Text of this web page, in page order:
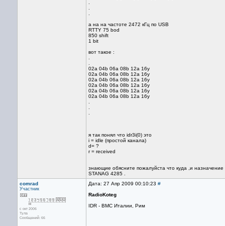
а на на частоте 2472 кГц по USB
RTTY 75 bod
850 shift
1 bit
вот такое :
02a 04b 06a 08b 12a 16y
02a 04b 06a 08b 12a 16y
02a 04b 06a 08b 12a 16y
02a 04b 06a 08b 12a 16y
02a 04b 06a 08b 12a 16y
02a 04b 06a 08b 12a 16y
я так понял что idr3i(0) это
i = idle (простой канала)
d= ?
r = received
знающие обясните пожалуйста что куда ,и
STANAG 4285 .
comrad
Участник
с окт 2006
Тула
Сообщений: 66
Дата: 27 Апр 2009 00:10:23 #
RadioKoteg
IDR - ВМС Италии, Рим